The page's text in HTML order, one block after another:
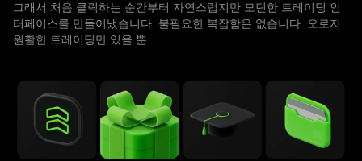
그래서 처음 클릭하는 순간부터 자연스럽지만 모던한 트레이딩 인
터페이스를 만들어냈습니다. 불필요한 복잡함은 없습니다. 오로지
원활한 트레이딩만 있을 뿐.